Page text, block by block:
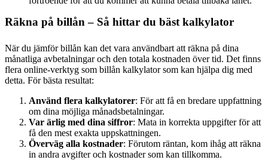
Räkna på billån – Så hittar du bäst kalkylator
När du jämför billån kan det vara användbart att räkna på dina
månatliga avbetalningar och den totala kostnaden över tid. Det finns
flera online-verktyg som billån kalkylator som kan hjälpa dig med
detta. För bästa resultat:
Använd flera kalkylatorer: För att få en bredare uppfattning
om dina möjliga månadsbetalningar.
Var ärlig med dina siffror: Mata in korrekta uppgifter för att
få den mest exakta uppskattningen.
Överväg alla kostnader: Förutom räntan, kom ihåg att räkna
in andra avgifter och kostnader som kan tillkomma.